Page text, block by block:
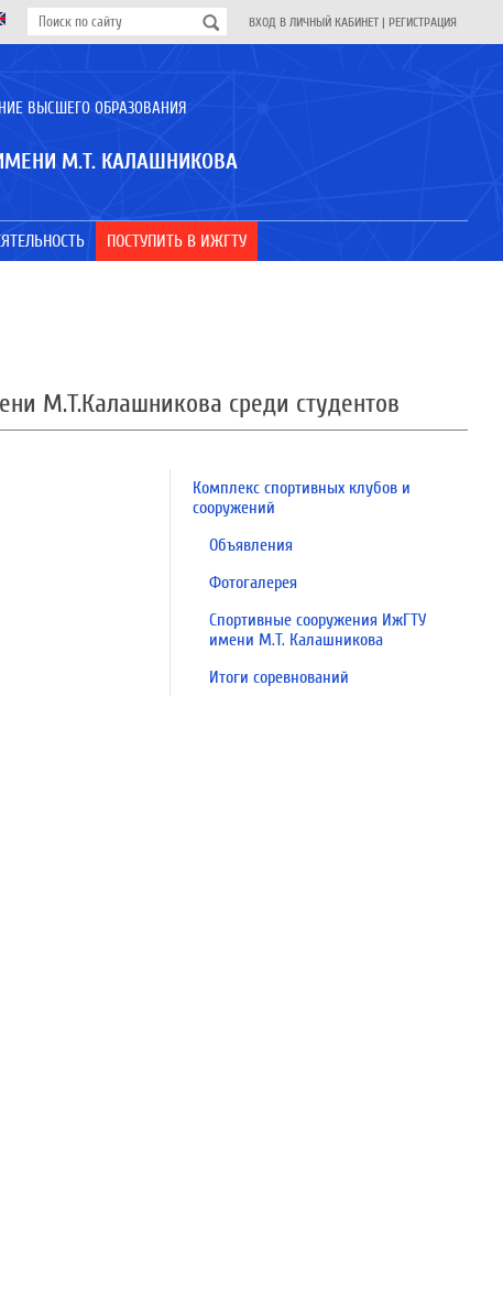
ВХОД В ЛИЧНЫЙ КАБИНЕТ | РЕГИСТРАЦИЯ
ВЫСШЕГО ОБРАЗОВАНИЯ
М.Т. КАЛАШНИКОВА
ПОСТУПИТЬ В ИЖГТУ
М.Т.Калашникова среди студентов
Комплекс спортивных клубов и
сооружений
Объявления
Фотогалерея
Спортивные сооружения ИжГТУ
имени М.Т. Калашникова
Итоги соревнований